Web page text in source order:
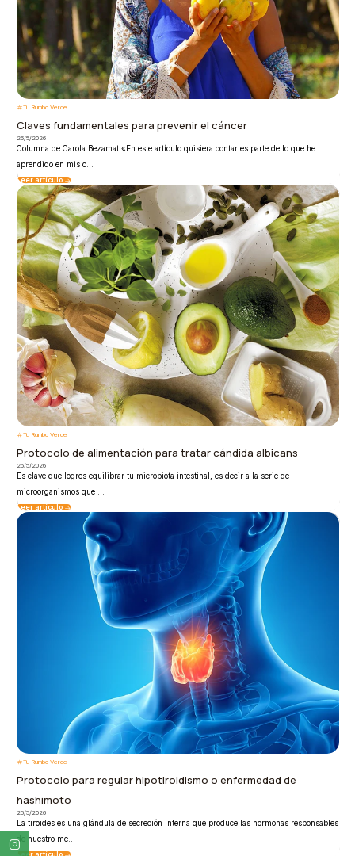
Tu Rumbo Verde
Claves fundamentales para prevenir el cáncer
26/5/2026
Columna de Carola Bezamat «En este artículo quisiera contarles parte de lo que he
aprendido en mis c...
Leer artículo
Tu Rumbo Verde
Protocolo de alimentación para tratar cándida albicans
26/5/2026
Es clave que logres equilibrar tu microbiota intestinal, es decir a la serie de
microorganismos que ...
Leer artículo
Tu Rumbo Verde
Protocolo para regular hipotiroidismo o enfermedad de
hashimoto
25/5/2026
La tiroides es una glándula de secreción interna que produce las hormonas responsables
de nuestro me...
Leer artículo